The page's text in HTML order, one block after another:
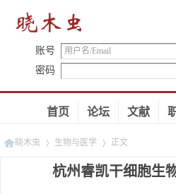
账号
密码
首页 论坛 文献
晓木虫 生物与医学 正文
杭州睿凯干细胞生